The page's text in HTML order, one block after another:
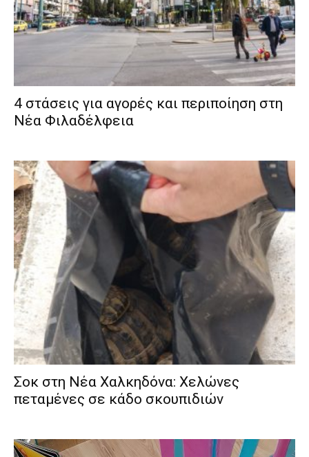
4 στάσεις για αγορές και περιποίηση στη
Νέα Φιλαδέλφεια
Σοκ στη Νέα Χαλκηδόνα: Χελώνες
πεταμένες σε κάδο σκουπιδιών